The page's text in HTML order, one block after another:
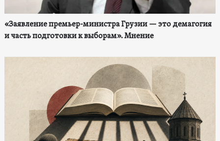
«Заявление премьер-министра Грузии — это демагогия
и часть подготовки к выборам». Мнение